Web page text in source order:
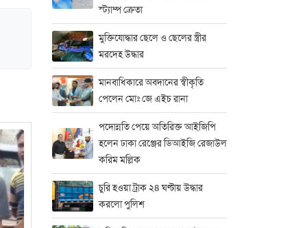
স্ট্যাম্প ক্রেতা
মুক্তিযোদ্ধার ছেলে ও ছেলের স্ত্রীর
মরদেহ উদ্ধার
মানবাধিকারে অবদানের স্বীকৃতি
পেলেন মোঃ জে এইচ রানা
পদোন্নতি পেয়ে অতিরিক্ত আইজিপি
হলেন ঢাকা রেঞ্জের ডিআইজি রেজাউল
করিম মল্লিক
চুরি হওয়া ট্রাক ২৪ ঘণ্টায় উদ্ধার
করলো পুলিশ